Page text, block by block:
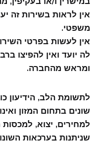
אין לראות בשירות זה
משפטי.
אין לעשות בפרטי
לה יועד ואין להפיצו
ומראש מהחברה.
לתשומת הלב, הידיעון
שונים בתחום המזון
למחירים, יצוא, למכסות
שניתנות בערכאות